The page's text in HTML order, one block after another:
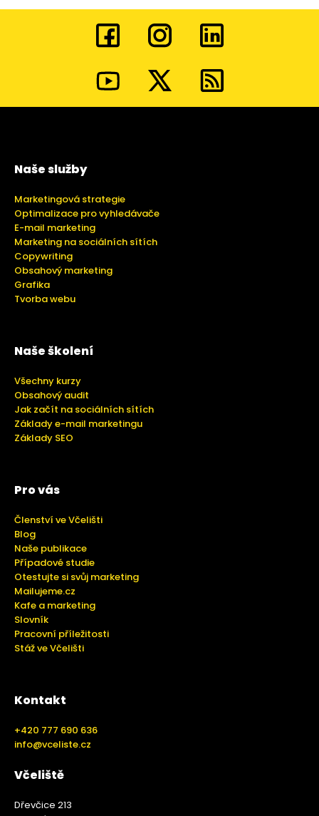
Naše služby
Marketingová strategie
Optimalizace pro vyhledávače
E-mail marketing
Marketing na sociálních sítích
Copywriting
Obsahový marketing
Grafika
Tvorba webu
Naše školení
Všechny kurzy
Obsahový audit
Jak začít na sociálních sítích
Základy e-mail marketingu
Základy SEO
Pro vás
Členství ve Včelišti
Blog
Naše publikace
Případové studie
Otestujte si svůj marketing
Mailujeme.cz
Kafe a marketing
Slovník
Pracovní příležitosti
Stáž ve Včelišti
Kontakt
+420 777 690 636
info@vceliste.cz
Včeliště
Dřevčice 213